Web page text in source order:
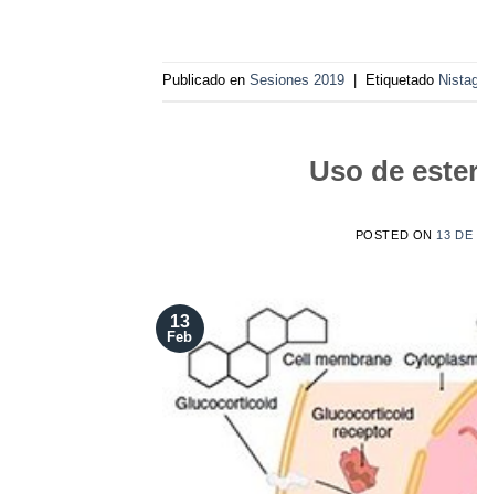
Publicado en Sesiones 2019 Etiquetado
Uso de
POSTED ON 13 DE
13
Feb